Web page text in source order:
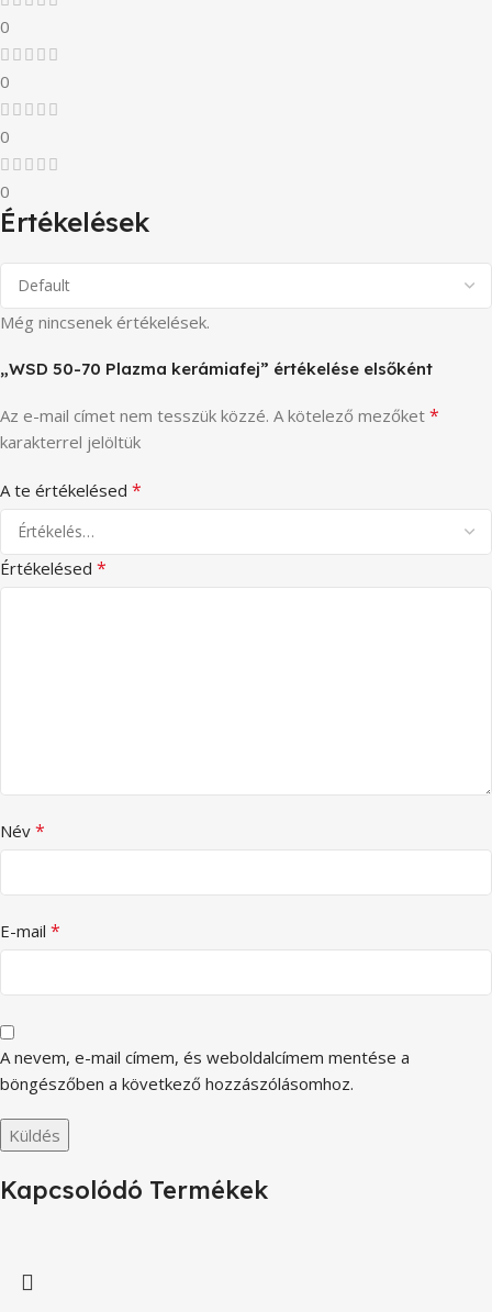
0
0
0
0
Értékelések
Még nincsenek értékelések.
„WSD 50-70 Plazma kerámiafej” értékelése elsőként
Az e-mail címet nem tesszük közzé. A kötelező mezőket *
karakterrel jelöltük
A te értékelésed *
Értékelésed *
Név *
E-mail *
A nevem, e-mail címem, és weboldalcímem mentése a
böngészőben a következő hozzászólásomhoz.
Kapcsolódó Termékek